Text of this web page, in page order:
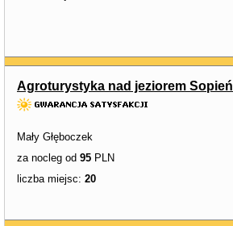
Agroturystyka nad jeziorem Sopień
Mały Głęboczek
za nocleg od 95 PLN
liczba miejsc: 20